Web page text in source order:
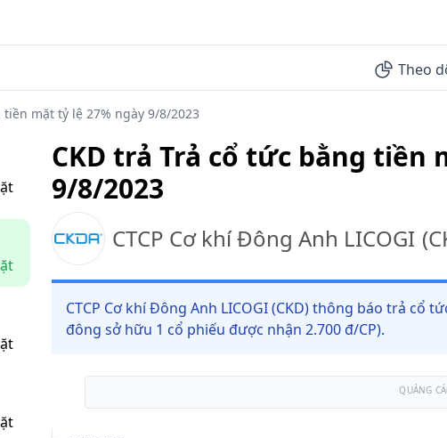
Theo
tiền mặt tỷ lệ 27% ngày 9/8/2023
CKD trả Trả cổ tức bằng tiền
9/8/2023
CTCP Cơ khí Đông Anh LICOGI (
CTCP Cơ khí Đông Anh LICOGI (CKD) thông báo trả cổ
đông sở hữu 1 cổ phiếu được nhận 2.700 đ/CP).
QUẢNG